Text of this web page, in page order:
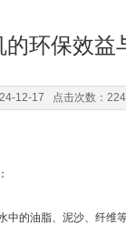
环保效益
12-17 点击次数：
的油脂、泥沙、纤维